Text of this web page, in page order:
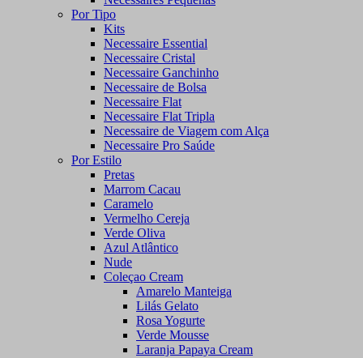
Por Tipo
Kits
Necessaire Essential
Necessaire Cristal
Necessaire Ganchinho
Necessaire de Bolsa
Necessaire Flat
Necessaire Flat Tripla
Necessaire de Viagem com Alça
Necessaire Pro Saúde
Por Estilo
Pretas
Marrom Cacau
Caramelo
Vermelho Cereja
Verde Oliva
Azul Atlântico
Nude
Coleçao Cream
Amarelo Manteiga
Lilás Gelato
Rosa Yogurte
Verde Mousse
Laranja Papaya Cream